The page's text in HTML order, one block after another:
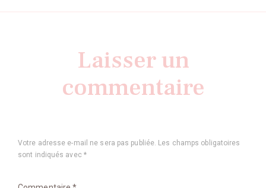
Laisser un
commentaire
Votre adresse e-mail ne sera pas publiée. Les champs obligatoires
sont indiqués avec *